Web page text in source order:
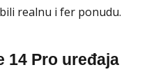
realnu i fer ponudu.
14 Pro uređaja